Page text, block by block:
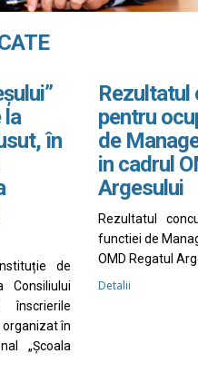
la
în
de
Consiliului
înscrierile
organizat în
„Școala
Rezultatul
pentru
de
in cadrul
Argesului
Rezultatul
functiei de
OMD Regatul
Detalii